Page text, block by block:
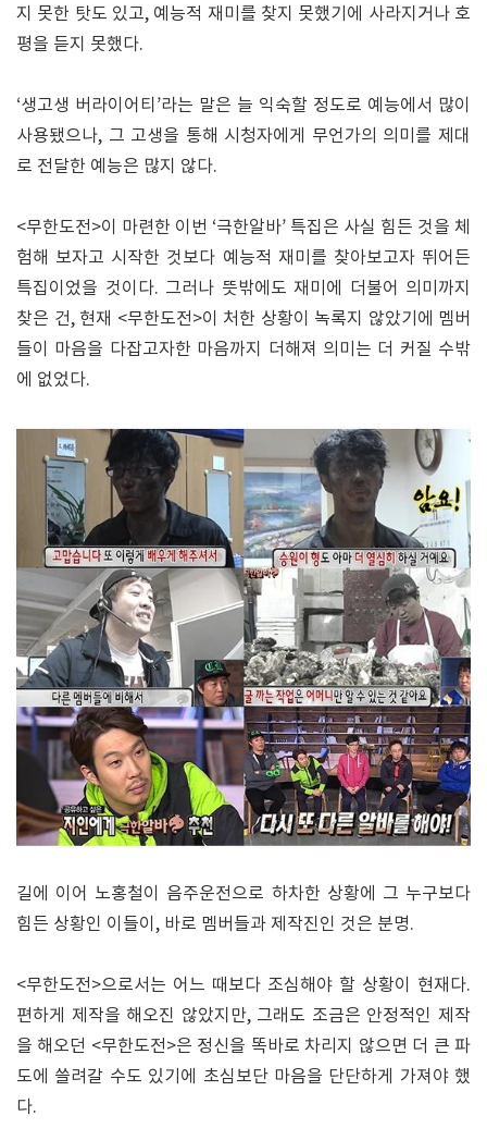
지 못한 탓도 있고, 예능적 재미를 찾지 못했기에 사라지거나 호
평을 듣지 못했다.
‘생고생 버라이어티’라는 말은 늘 익숙할 정도로 예능에서 많이
사용됐으나, 그 고생을 통해 시청자에게 무언가의 의미를 제대
로 전달한 예능은 많지 않다.
<무한도전>이 마련한 이번 ‘극한알바’ 특집은 사실 힘든 것을 체
험해 보자고 시작한 것보다 예능적 재미를 찾아보고자 뛰어든
특집이었을 것이다. 그러나 뜻밖에도 재미에 더불어 의미까지
찾은 건, 현재 <무한도전>이 처한 상황이 녹록지 않았기에 멤버
들이 마음을 다잡고자한 마음까지 더해져 의미는 더 커질 수밖
에 없었다.
길에 이어 노홍철이 음주운전으로 하차한 상황에 그 누구보다
힘든 상황인 이들이, 바로 멤버들과 제작진인 것은 분명.
<무한도전>으로서는 어느 때보다 조심해야 할 상황이 현재다.
편하게 제작을 해오진 않았지만, 그래도 조금은 안정적인 제작
을 해오던 <무한도전>은 정신을 똑바로 차리지 않으면 더 큰 파
도에 쓸려갈 수도 있기에 초심보단 마음을 단단하게 가져야 했
다.